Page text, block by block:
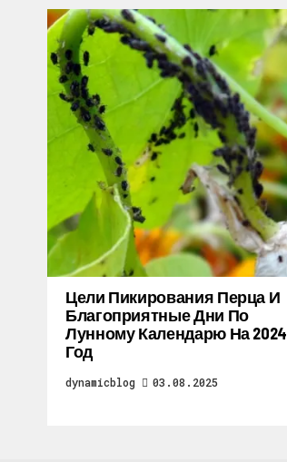
Цели Пикирования Перца И
Благоприятные Дни По
Лунному Календарю На 2024
Год
dynamicblog 03.08.2025